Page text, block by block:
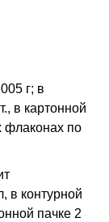
окклюзии
полюса
г; в
в картонной
флаконах по
в контурной
пачке 2